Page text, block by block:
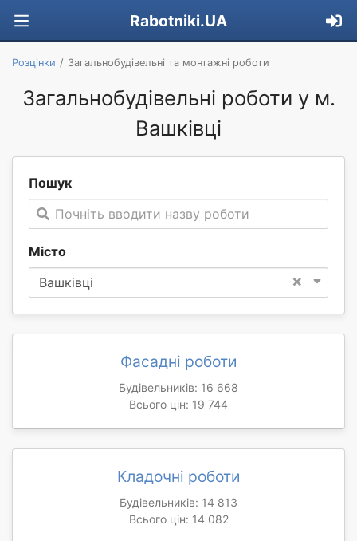
Rabotniki.UA
Розцінки Загальнобудівельні та монтажні роботи
Загальнобудівельні роботи у м.
Вашківці
Пошук
Почніть вводити назву роботи
Місто
×
Вашківці
Фасадні роботи
Будівельників: 16 668
Всього цін: 19 744
Кладочні роботи
Будівельників: 14 813
Всього цін: 14 082